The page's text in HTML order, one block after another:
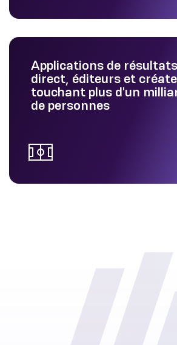
Applications de
direct, éditeurs et
touchant plus d'un
de personnes